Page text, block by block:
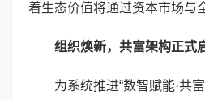
着生态价值将通过资本市场与
组织焕新，共富架构正式
为系统推进“数智赋能·共